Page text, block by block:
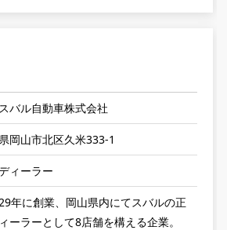
バル自動車株式会社
岡山市北区久米333-1
ィーラー
年に創業、岡山県内にてスバルの正
ーラーとして8店舗を構える企業。